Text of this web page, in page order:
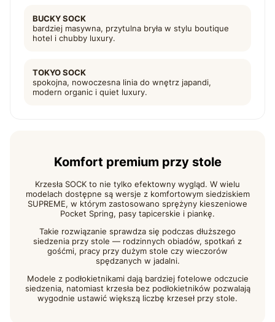
BUCKY SOCK
bardziej masywna, przytulna bryła w stylu boutique
hotel i chubby luxury.
TOKYO SOCK
spokojna, nowoczesna linia do wnętrz japandi,
modern organic i quiet luxury.
Komfort premium przy stole
Krzesła SOCK to nie tylko efektowny wygląd. W wielu
modelach dostępne są wersje z komfortowym siedziskiem
SUPREME, w którym zastosowano sprężyny kieszeniowe
Pocket Spring, pasy tapicerskie i piankę.
Takie rozwiązanie sprawdza się podczas dłuższego
siedzenia przy stole — rodzinnych obiadów, spotkań z
gośćmi, pracy przy dużym stole czy wieczorów
spędzanych w jadalni.
Modele z podłokietnikami dają bardziej fotelowe odczucie
siedzenia, natomiast krzesła bez podłokietników pozwalają
wygodnie ustawić większą liczbę krzeseł przy stole.